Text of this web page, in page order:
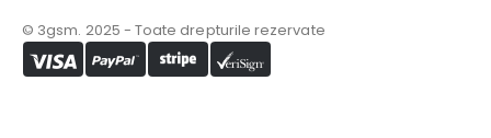
© 3gsm. 2025 - Toate drepturile rezervate